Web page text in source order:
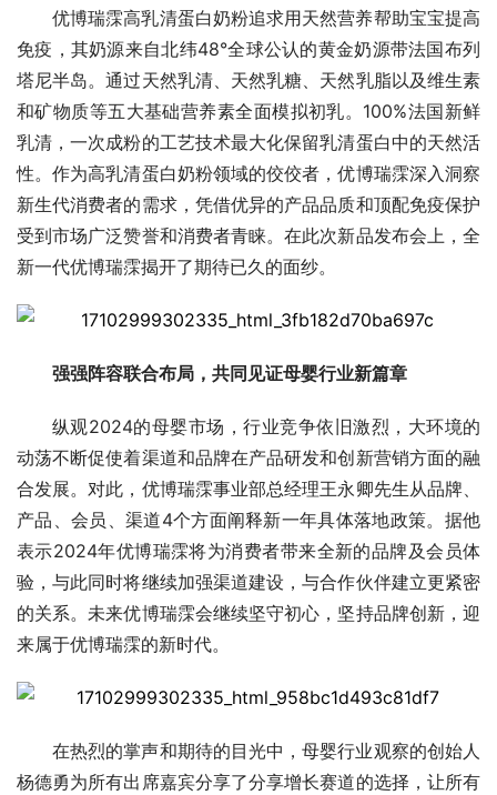
优博瑞霂高乳清蛋白奶粉追求用天然营养帮助宝宝提高
免疫，其奶源来自北纬48°全球公认的黄金奶源带法国布列
塔尼半岛。通过天然乳清、天然乳糖、天然乳脂以及维生素
和矿物质等五大基础营养素全面模拟初乳。100%法国新鲜
乳清，一次成粉的工艺技术最大化保留乳清蛋白中的天然活
性。作为高乳清蛋白奶粉领域的佼佼者，优博瑞霂深入洞察
新生代消费者的需求，凭借优异的产品品质和顶配免疫保护
受到市场广泛赞誉和消费者青睐。在此次新品发布会上，全
新一代优博瑞霂揭开了期待已久的面纱。
强强阵容联合布局，共同见证母婴行业新篇章
纵观2024的母婴市场，行业竞争依旧激烈，大环境的
动荡不断促使着渠道和品牌在产品研发和创新营销方面的融
合发展。对此，优博瑞霂事业部总经理王永卿先生从品牌、
产品、会员、渠道4个方面阐释新一年具体落地政策。据他
表示2024年优博瑞霂将为消费者带来全新的品牌及会员体
验，与此同时将继续加强渠道建设，与合作伙伴建立更紧密
的关系。未来优博瑞霂会继续坚守初心，坚持品牌创新，迎
来属于优博瑞霂的新时代。
在热烈的掌声和期待的目光中，母婴行业观察的创始人
杨德勇为所有出席嘉宾分享了分享增长赛道的选择，让所有